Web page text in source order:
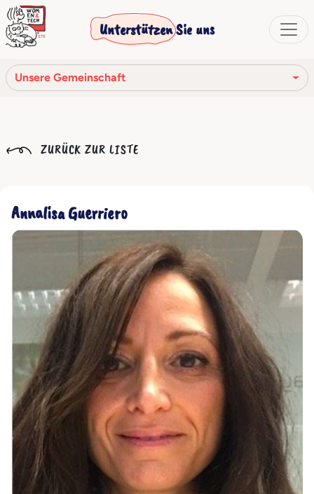
Unterstützen Sie uns
Unsere Gemeinschaft
Unsere Geschichte
Verhaltenskodex
Unser Netzwerk
Unsere Gemeinschaft
ZURÜCK ZUR LISTE
Annalisa Guerriero